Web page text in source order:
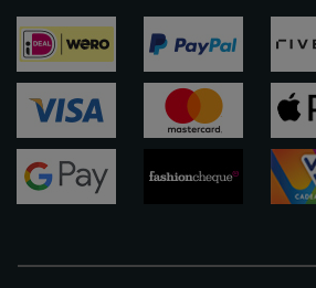
ideal paypal riverty
visa
apple-
pay